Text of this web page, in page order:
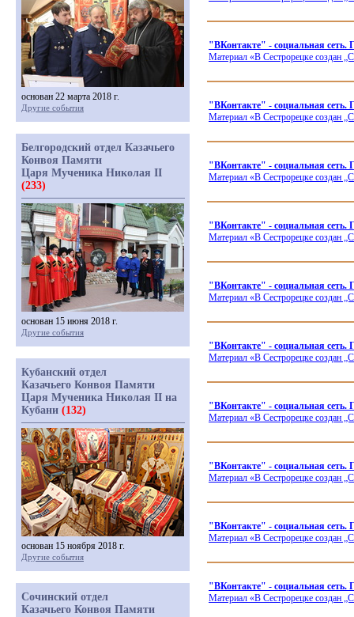
"ВКонтакте" - социальная
Материал «В Сестрорецке создан
"ВКонтакте" - социальная
Материал «В Сестрорецке создан
"ВКонтакте" - социальная
Материал «В Сестрорецке создан
"ВКонтакте" - социальная сеть.
Материал «В Сестрорецке создан
"ВКонтакте" - социальная сеть.
Материал «В Сестрорецке создан
"ВКонтакте" - социальная
Материал «В Сестрорецке создан
"ВКонтакте" - социальная
Материал «В Сестрорецке создан
"ВКонтакте" - социальная
Материал «В Сестрорецке создан
"ВКонтакте" - социальная
Материал «В Сестрорецке создан
"ВКонтакте" - социальная
Материал «В Сестрорецке создан
основан 22 марта 2018 г.
Другие события
Белгородский отдел Казачьего
Конвоя Памяти
Царя Мученика Николая II
(233)
основан 15 июня 2018 г.
Другие события
Кубанский отдел
Казачьего Конвоя Памяти
Царя Мученика Николая II на
Кубани (132)
основан 15 ноября 2018 г.
Другие события
Сочинский отдел
Казачьего Конвоя Памяти